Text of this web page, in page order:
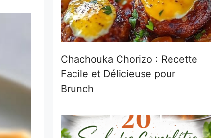
Chachouka Chorizo : Recette
Facile et Délicieuse pour
Brunch